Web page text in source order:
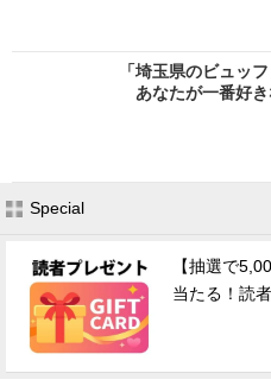
「埼玉県のビュッ
あなたが一番好き
Special
【抽選で
当たる！読